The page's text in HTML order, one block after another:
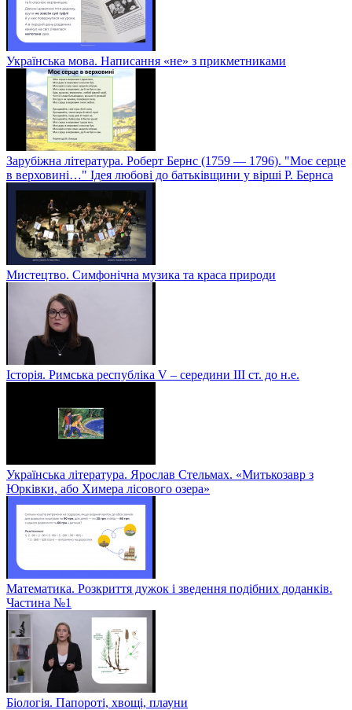
Українська мова. Написання «не» з прикметниками
Зарубіжна література. Роберт Бернс (1759 — 1796). "Моє серце
в верховині…" Ідея любові до батьківщини у вірші Р. Бернса
Мистецтво. Симфонічна музика та краса природи
Історія. Римська республіка V – середини ІІІ ст. до н.е.
Українська література. Ярослав Стельмах. «Митькозавр з
Юрківки, або Химера лісового озера»
Математика. Розкриття дужок і зведення подібних доданків.
Частина №1
Біологія. Папороті, хвощі, плауни